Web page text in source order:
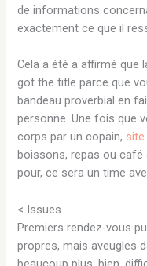
de informations
exactement ce que il
Cela a été a affirmé que
got the title parce que
bandeau proverbial en
personne. Une fois que
corps par un copain,
boissons, repas ou café
pour, ce sera un time
< Issues.
Premiers rendez-vous
propres, mais aveugles